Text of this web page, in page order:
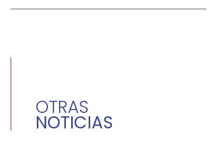
OTRAS
NOTICIAS